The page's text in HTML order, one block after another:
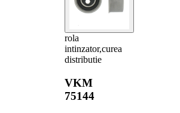
rola
intinzator,curea
distributie
VKM
75144